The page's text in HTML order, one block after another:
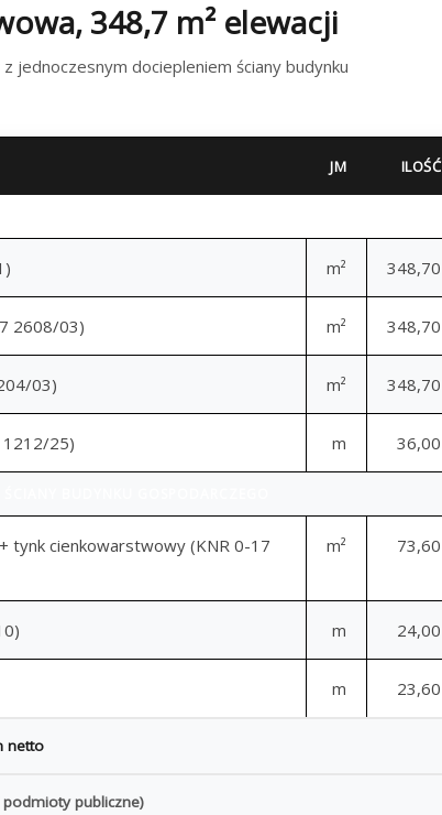
348,7 m² elewacji
jednoczesnym dociepleniem ściany budynku
JM ILOŚĆ
m² 348,70
2608/03) m² 348,70
03) m² 348,70
1212/25) m 36,00
tynk cienkowarstwowy (KNR 0-17
m² 73,60
m 24,00
m 23,60
netto
publiczne)